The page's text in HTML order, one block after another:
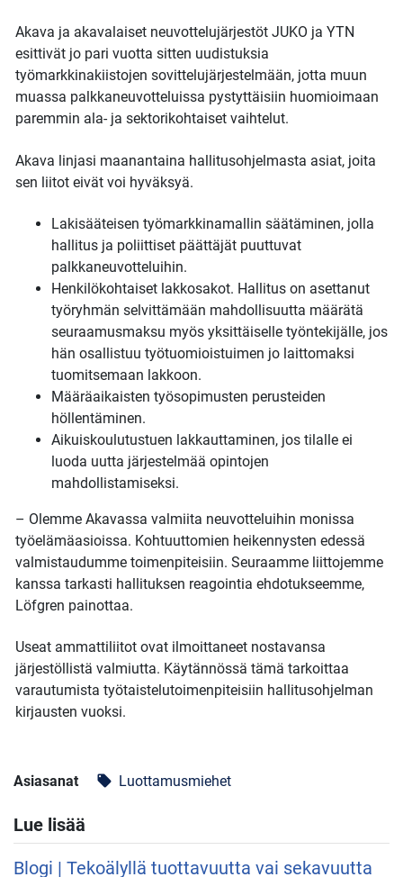
Akava ja akavalaiset neuvottelujärjestöt JUKO ja YTN
esittivät jo pari vuotta sitten uudistuksia
työmarkkinakiistojen sovittelujärjestelmään, jotta muun
muassa palkkaneuvotteluissa pystyttäisiin huomioimaan
paremmin ala- ja sektorikohtaiset vaihtelut.
Akava linjasi maanantaina hallitusohjelmasta asiat, joita
sen liitot eivät voi hyväksyä.
Lakisääteisen työmarkkinamallin säätäminen, jolla
hallitus ja poliittiset päättäjät puuttuvat
palkkaneuvotteluihin.
Henkilökohtaiset lakkosakot. Hallitus on asettanut
työryhmän selvittämään mahdollisuutta määrätä
seuraamusmaksu myös yksittäiselle työntekijälle, jos
hän osallistuu työtuomioistuimen jo laittomaksi
tuomitsemaan lakkoon.
Määräaikaisten työsopimusten perusteiden
höllentäminen.
Aikuiskoulutustuen lakkauttaminen, jos tilalle ei
luoda uutta järjestelmää opintojen
mahdollistamiseksi.
– Olemme Akavassa valmiita neuvotteluihin monissa
työelämäasioissa. Kohtuuttomien heikennysten edessä
valmistaudumme toimenpiteisiin. Seuraamme liittojemme
kanssa tarkasti hallituksen reagointia ehdotukseemme,
Löfgren painottaa.
Useat ammattiliitot ovat ilmoittaneet nostavansa
järjestöllistä valmiutta. Käytännössä tämä tarkoittaa
varautumista työtaistelutoimenpiteisiin hallitusohjelman
kirjausten vuoksi.
Asiasanat local_offer Luottamusmiehet
Lue lisää
Blogi | Tekoälyllä tuottavuutta vai sekavuutta